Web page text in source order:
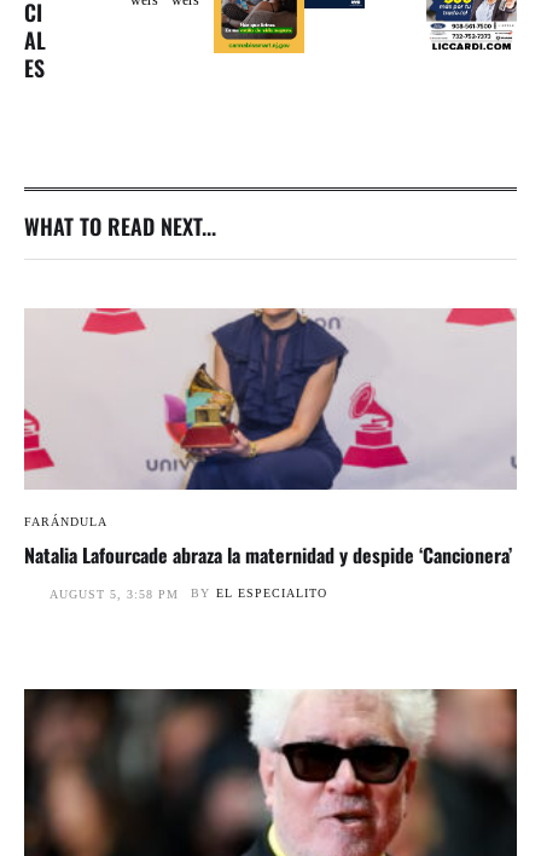
CI
AL
ES
WHAT TO READ NEXT...
FARÁNDULA
Natalia Lafourcade abraza la maternidad y despide ‘Cancionera’
AUGUST 5, 3:58 PM BY EL ESPECIALITO